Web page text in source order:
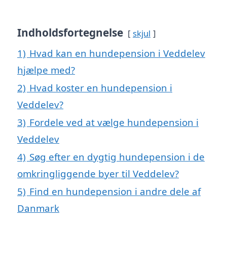
Indholdsfortegnelse skjul
1) Hvad kan en hundepension i Veddelev
hjælpe med?
2) Hvad koster en hundepension i
Veddelev?
3) Fordele ved at vælge hundepension i
Veddelev
4) Søg efter en dygtig hundepension i de
omkringliggende byer til Veddelev?
5) Find en hundepension i andre dele af
Danmark